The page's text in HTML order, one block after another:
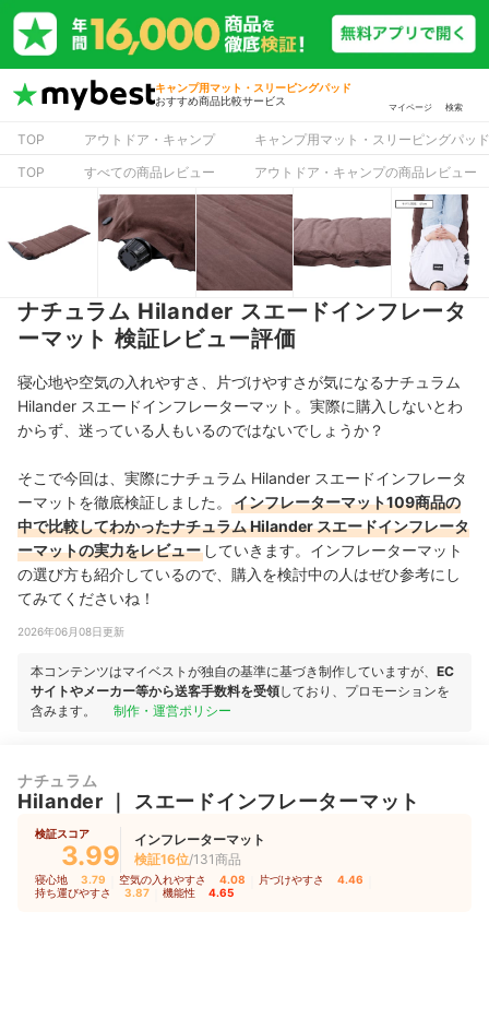
キャンプ用マット・スリーピングパッド
おすすめ商品比較サービス
マイページ 検索
TOP アウトドア・キャンプ
キャンプ用マット・スリーピングパッド
TOP
すべての商品レビュー アウトドア・キャンプの商品レビュー
ナチュラム Hilander スエードインフレータ
ーマット 検証レビュー評価
寝心地や空気の入れやすさ、片づけやすさが気になるナチュラム
Hilander スエードインフレーターマット。実際に購入しないとわ
からず、迷っている人もいるのではないでしょうか？
そこで今回は、実際にナチュラム Hilander スエードインフレータ
ーマットを徹底検証しました。
インフレーターマット109商品の
中で比較してわかったナチュラム Hilander スエードインフレータ
ーマットの実力をレビュー していきます。インフレーターマット
の選び方も紹介しているので、購入を検討中の人はぜひ参考にし
てみてくださいね！
2026年06月08日更新
本コンテンツはマイベストが独自の基準に基づき制作していますが、 EC
サイトやメーカー等から送客手数料を受領しており、プロモーションを
含みます。
制作・運営ポリシー
ナチュラム
Hilander スエードインフレーターマット
検証スコア
3.99
インフレーターマット
検証16位/131商品
寝心地 3.79 空気の入れやすさ 4.08 片づけやすさ 4.46
持ち運びやすさ 3.87 機能性 4.65